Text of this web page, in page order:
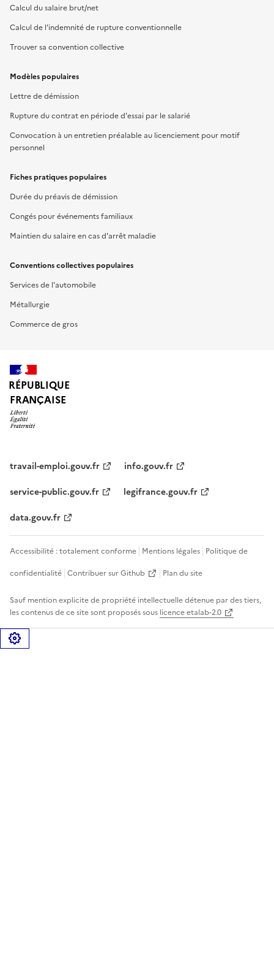
Calcul du salaire brut/net
Calcul de l'indemnité de rupture conventionnelle
Trouver sa convention collective
Modèles populaires
Lettre de démission
Rupture du contrat en période d'essai par le salarié
Convocation à un entretien préalable au licenciement pour motif
personnel
Fiches pratiques populaires
Durée du préavis de démission
Congés pour événements familiaux
Maintien du salaire en cas d'arrêt maladie
Conventions collectives populaires
Services de l'automobile
Métallurgie
Commerce de gros
RÉPUBLIQUE
FRANÇAISE
travail-emploi.gouv.fr
info.gouv.fr
service-public.gouv.fr
legifrance.gouv.fr
data.gouv.fr
Accessibilité : totalement conforme Mentions légales Politique de
confidentialité Contribuer sur Github Plan du site
Sauf mention explicite de propriété intellectuelle détenue par des tiers,
les contenus de ce site sont proposés sous licence etalab-2.0
Gérer les cookies